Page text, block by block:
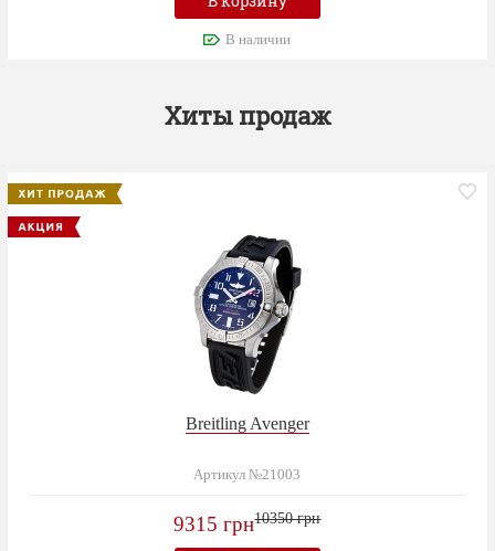
В наличии
Хиты продаж
Breitling Avenger
Артикул №21003
9315 грн10350 грн